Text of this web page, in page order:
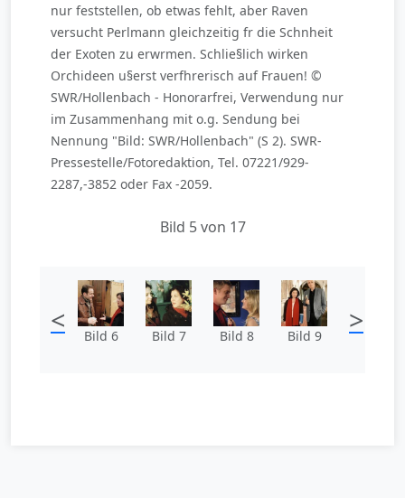
nur feststellen, ob etwas fehlt, aber Raven
versucht Perlmann gleichzeitig fr die Schnheit
der Exoten zu erwrmen. Schlie§lich wirken
Orchideen u§erst verfhrerisch auf Frauen! ©
SWR/Hollenbach - Honorarfrei, Verwendung nur
im Zusammenhang mit o.g. Sendung bei
Nennung "Bild: SWR/Hollenbach" (S 2). SWR-
Pressestelle/Fotoredaktion, Tel. 07221/929-
2287,-3852 oder Fax -2059.
Bild 5 von 17
< Bild 6 Bild 7 Bild 8 Bild 9 >